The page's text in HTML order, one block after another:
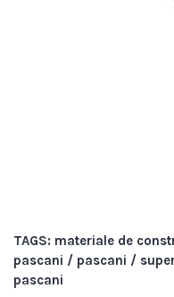
TAGS: materiale de
pascani / pascani /
pascani